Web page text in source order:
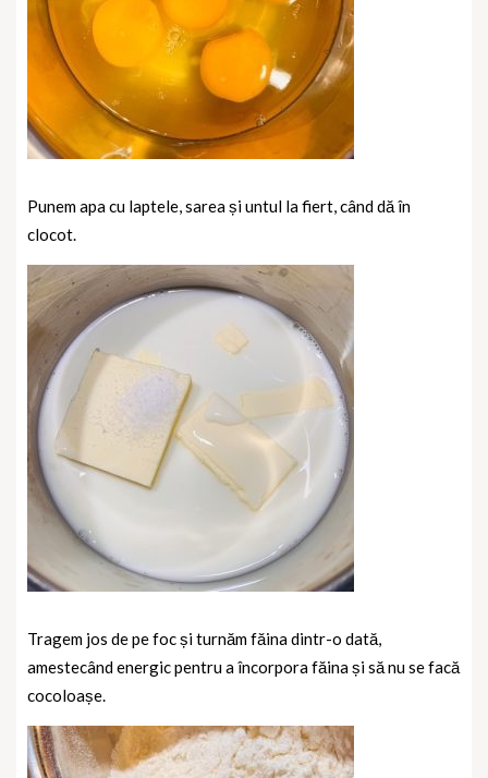
Punem apa cu laptele, sarea și untul la fiert, când dă în
clocot.
Tragem jos de pe foc și turnăm făina dintr-o dată,
amestecând energic pentru a încorpora făina și să nu se facă
cocoloașe.